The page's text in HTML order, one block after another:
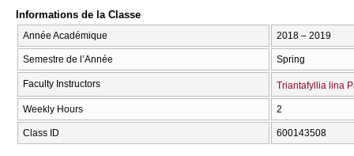
Informations de la Classe
Année Académique 2018 – 2019
Semestre de l’Année Spring
Faculty Instructors Triantafyllia lina
Weekly Hours 2
Class ID 600143508